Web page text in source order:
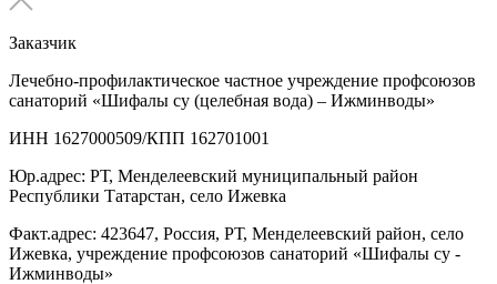
Заказчик
Лечебно-профилактическое частное учреждение профсоюзов
санаторий «Шифалы су (целебная вода) – Ижминводы»
ИНН 1627000509/КПП 162701001
Юр.адрес: РТ, Менделеевский муниципальный район
Республики Татарстан, село Ижевка
Факт.адрес: 423647, Россия, РТ, Менделеевский район, село
Ижевка, учреждение профсоюзов санаторий «Шифалы су -
Ижминводы»